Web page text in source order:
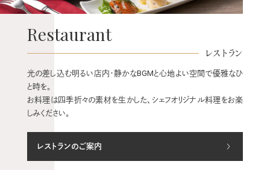
Restaurant
レストラン
光の差し込む明るい店内・静かなBGMと心地よい空間で優雅なひ
と時を。
お料理は四季折々の素材を生かした、シェフオリジナル料理をお楽
しみください。
レストランのご案内